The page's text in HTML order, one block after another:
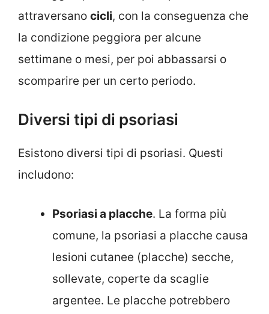
attraversano cicli, con la conseguenza che
la condizione peggiora per alcune
settimane o mesi, per poi abbassarsi o
scomparire per un certo periodo.
Diversi tipi di psoriasi
Esistono diversi tipi di psoriasi. Questi
includono:
Psoriasi a placche. La forma più
comune, la psoriasi a placche causa
lesioni cutanee (placche) secche,
sollevate, coperte da scaglie
argentee. Le placche potrebbero